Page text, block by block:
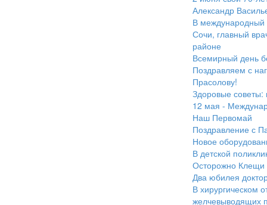
Александр
В международный
Сочи, главный
районе
Всемирный день
Поздравляем с
Прасолову!
Здоровые советы:
12 мая -
Наш Первомай
Поздравление с
Новое
В детской
Осторожно Клещи
Два юбилея
В хирургическом
желчевыводящих